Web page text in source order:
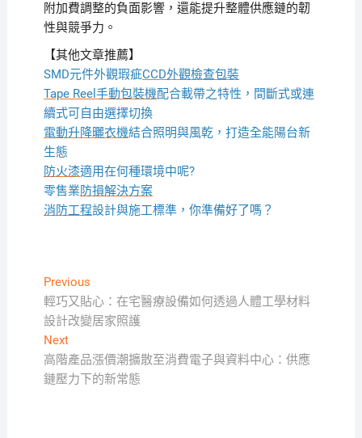
附加費調整的負面影響，還能提升整體供應鏈的韌
性與競爭力。
【其他文章推薦】
SMD元件外觀瑕疵CCD外觀檢查包裝
Tape Reel手動包裝機配合載帶之特性，間斷式或連
續式可自由選擇切換
電動升降曬衣機結合照明與風乾，打造全能陽台新
生態
防火漆適用在何種環境中呢?
零售業防損解決方案
消防工程設計與施工標準，你準備好了嗎？
文
章
導
覽
PreviousPrevious
post:
輕巧又貼心：在宅醫療設備如何透過人體工學材料
設計改變居家照護
NextNext
post:
高階產品漲價潮擴散至消費電子與資料中心：供應
鏈壓力下的新常態